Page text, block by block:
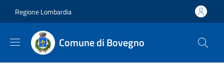
Regione Lombardia
Comune di Bovegno